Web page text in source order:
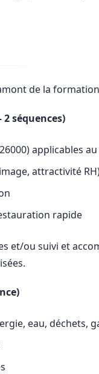
de la
séquences)
applicables
attractivité
rapide
et/ou suivi et
eau, déchets,